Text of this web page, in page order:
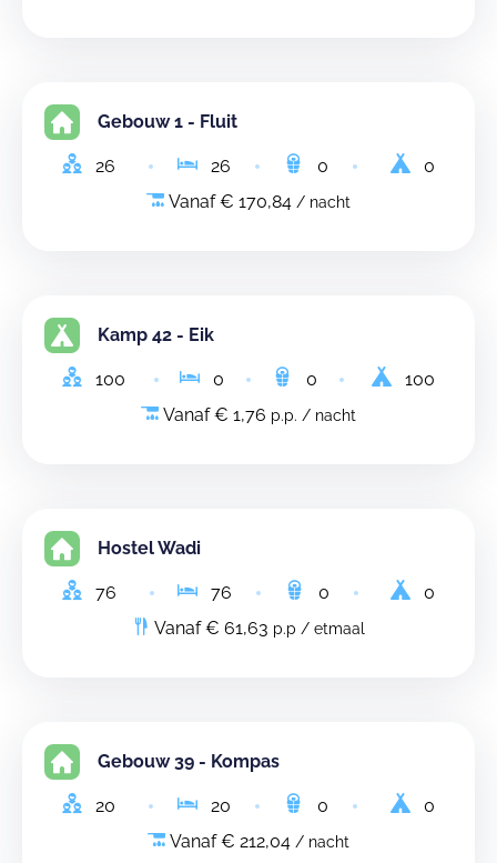
Gebouw 1 - Fluit
26 26 0
0
Vanaf € 170,84 / nacht
Kamp 42 - Eik
100 0 0
100
Vanaf € 1,76 p.p. / nacht
Hostel Wadi
76 76 0
0
Vanaf € 61,63 p.p / etmaal
Gebouw 39 - Kompas
20 20 0
0
Vanaf € 212,04 / nacht